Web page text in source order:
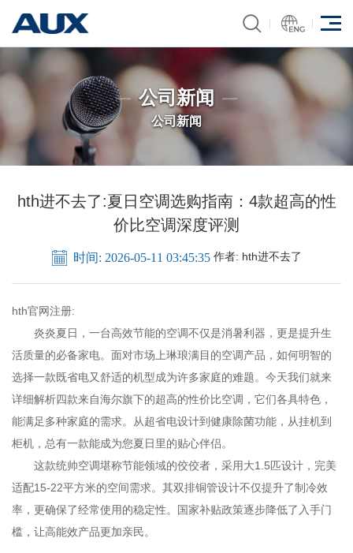
公司新闻
公司新闻
hth进不去了:夏日空调选购指南：4款超高的性
价比空调深度评测
时间: 2026-05-11 03:45:35 作者: hth进不去了
hth官网注册:
炎炎夏日，一台高效节能的空调不仅是消暑利器，更是提升生
活质量的必备家电。面对市场上琳琅满目的空调产品，如何明智的
选择一款既省电又舒适的机型成为许多家庭的难题。今天我们就来
详细解析四款来自海尔旗下的超高的性价比空调，它们各具特色，
能满足多种家庭的需求。从超省电设计到健康除菌功能，从挂机到
柜机，总有一款能成为您夏日里的贴心伴侣。
这款统帅空调堪称节能领域的佼佼者，采用大1.5匹设计，完美
适配15-22平方米的空间需求。其双排铜管设计不仅提升了制冷效
率，更确保了经常使用的稳定性。国家补贴政策逐步降低了入手门
槛，让高能效产品更加亲民。